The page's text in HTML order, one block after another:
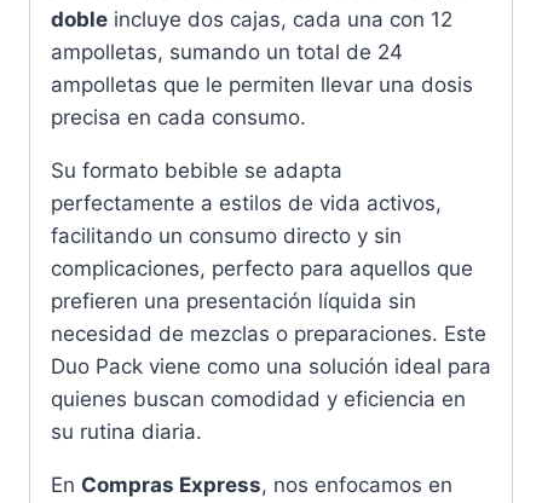
doble incluye dos cajas, cada una con 12
ampolletas, sumando un total de 24
ampolletas que le permiten llevar una dosis
precisa en cada consumo.
Su formato bebible se adapta
perfectamente a estilos de vida activos,
facilitando un consumo directo y sin
complicaciones, perfecto para aquellos que
prefieren una presentación líquida sin
necesidad de mezclas o preparaciones. Este
Duo Pack viene como una solución ideal para
quienes buscan comodidad y eficiencia en
su rutina diaria.
En Compras Express, nos enfocamos en